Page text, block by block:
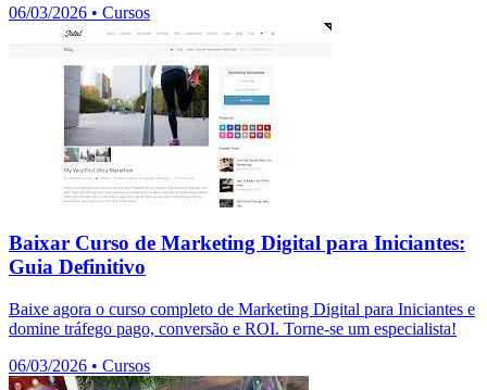
06/03/2026 • Cursos
Baixar Curso de Marketing Digital para Iniciantes:
Guia Definitivo
Baixe agora o curso completo de Marketing Digital para Iniciantes e
domine tráfego pago, conversão e ROI. Torne-se um especialista!
06/03/2026 • Cursos